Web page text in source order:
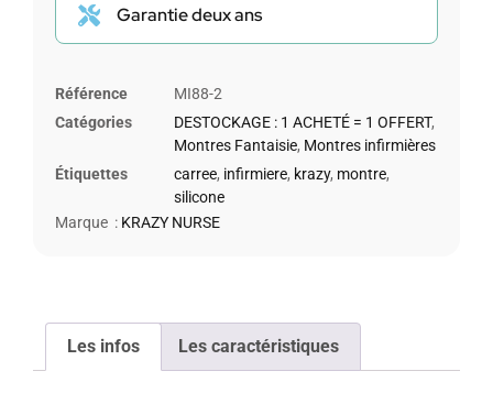
Garantie deux ans
Référence
MI88-2
Catégories
DESTOCKAGE : 1 ACHETÉ = 1 OFFERT,
Montres Fantaisie, Montres infirmières
Étiquettes
carree, infirmiere, krazy, montre,
silicone
Marque : KRAZY NURSE
Les infos Les caractéristiques